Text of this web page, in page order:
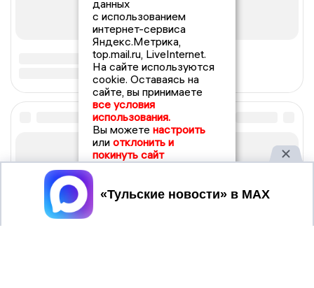
данных
с использованием
интернет-сервиса
Яндекс.Метрика,
top.mail.ru, LiveInternet.
На сайте используются
cookie. Оставаясь на
сайте, вы принимаете
все условия
использования.
Вы можете настроить
или отклонить и
покинуть сайт
Принять